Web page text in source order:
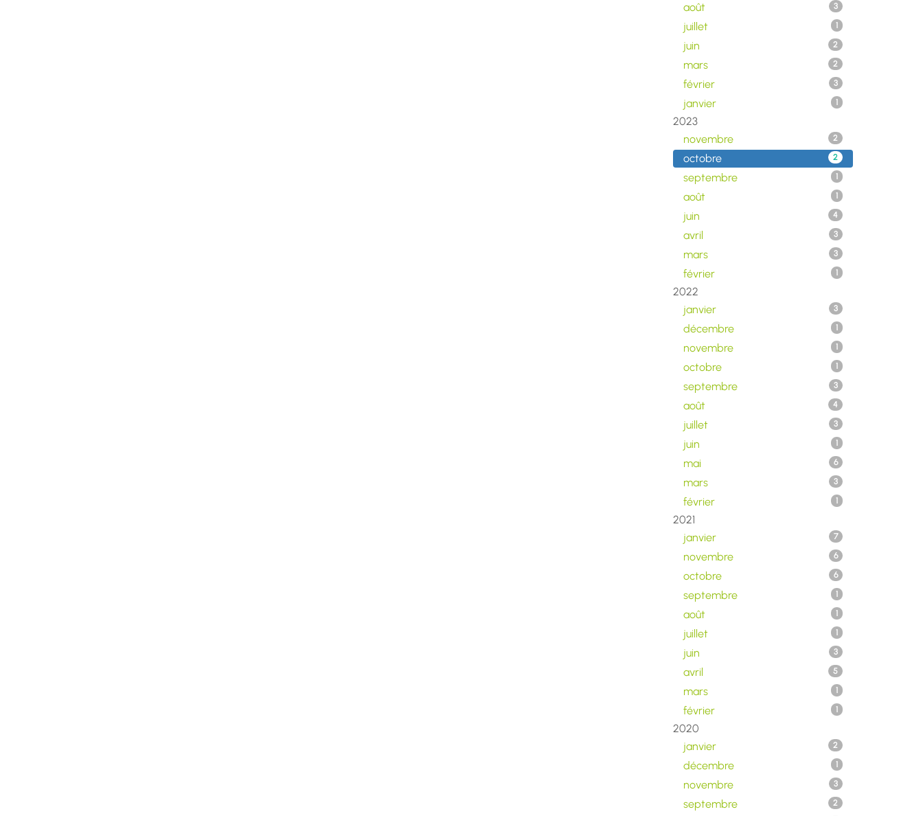
août 3
juillet 1
juin 2
mars 2
février 3
janvier 1
2023
novembre
2
octobre 2
septembre 1
août 1
juin 4
avril 3
mars 3
février 1
2022
janvier
3
décembre 1
novembre 1
octobre 1
septembre 3
août 4
juillet 3
juin 1
mai 6
mars 3
février 1
2021
janvier
7
novembre 6
octobre 6
septembre 1
août 1
juillet 1
juin 3
avril 5
mars 1
février 1
2020
janvier
2
décembre 1
novembre 3
septembre 2